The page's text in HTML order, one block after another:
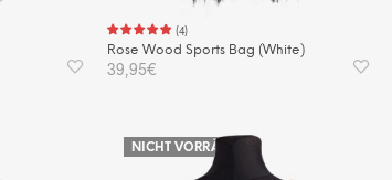
(4)
Rose Wood Sports Bag (White)
39,95€
NICHT VORRÄTIG